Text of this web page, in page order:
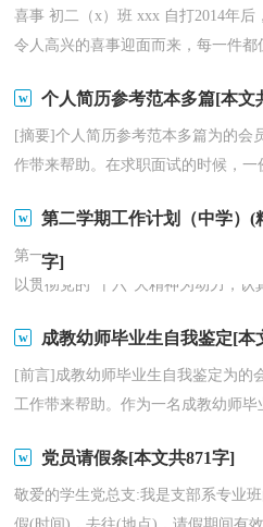
喜事 初二（x）班 xxx 自打2014年
令人高兴的喜事迎面而来，每一件都
个人简历参考范本多篇[本文
[摘要]个人简历参考范本多篇为的会
作带来帮助。在求职面试的时候，一
第二学期工作计划（中学）(
字]
第一篇：2014—2014学年度第二学期
以贯彻党的“十六”大精神为动力，认
成教幼师毕业生自我鉴定[本
[前言]成教幼师毕业生自我鉴定为的
工作带来帮助。作为一名成教幼师
党员请假条[本文共871字]
敬爱的学生党总支:我是支部系专业